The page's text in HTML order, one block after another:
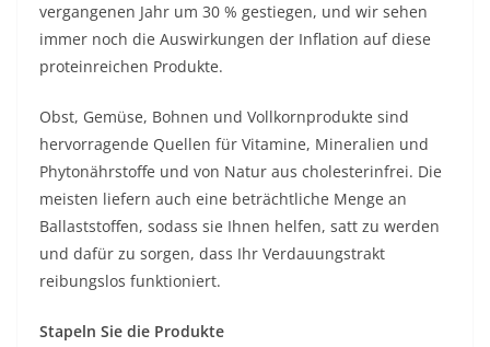
vergangenen Jahr um 30 % gestiegen, und wir sehen
immer noch die Auswirkungen der Inflation auf diese
proteinreichen Produkte.
Obst, Gemüse, Bohnen und Vollkornprodukte sind
hervorragende Quellen für Vitamine, Mineralien und
Phytonährstoffe und von Natur aus cholesterinfrei. Die
meisten liefern auch eine beträchtliche Menge an
Ballaststoffen, sodass sie Ihnen helfen, satt zu werden
und dafür zu sorgen, dass Ihr Verdauungstrakt
reibungslos funktioniert.
Stapeln Sie die Produkte